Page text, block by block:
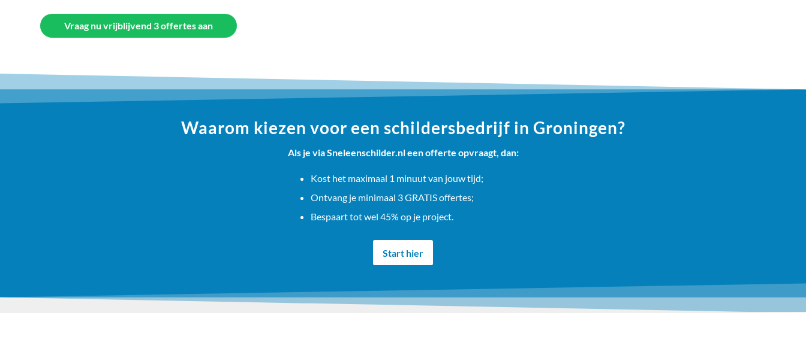
Vraag nu vrijblijvend 3 offertes aan
Waarom kiezen voor een schildersbedrijf in Groningen?
Als je via Sneleenschilder.nl een offerte opvraagt, dan:
Kost het maximaal 1 minuut van jouw tijd;
Ontvang je minimaal 3 GRATIS offertes;
Bespaart tot wel 45% op je project.
Start hier